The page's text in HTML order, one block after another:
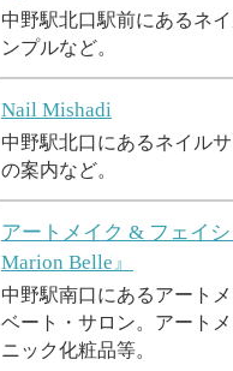
中野駅北口駅前にあるネ
ンプルなど。
Nail Mishadi
中野駅北口にあるネイル
の案内など。
アートメイク & フェイ
Marion Belle』
中野駅南口にあるアート
ベート・サロン。アート
ニック化粧品等。